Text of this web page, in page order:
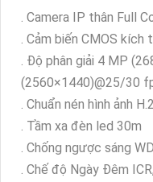
. Camera IP thân Full
. Cảm biến CMOS
. Độ phân giải 4 MP
(2560×1440)@25/30
. Chuẩn nén hình ảnh
. Tầm xa đèn led 30m
. Chống ngược sáng
. Chế độ Ngày Đêm